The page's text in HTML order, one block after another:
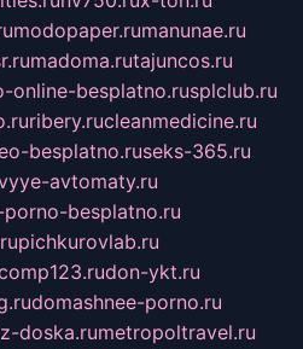
modopaper.rumanunae.ru
madoma.rutajuncos.ru
online-besplatno.rusplclub.ru
ribery.rucleanmedicine.ru
besplatno.ruseks-365.ru
avtomaty.ru
porno-besplatno.ru
pichkurovlab.ru
don-ykt.ru
domashnee-porno.ru
doska.rumetropoltravel.ru